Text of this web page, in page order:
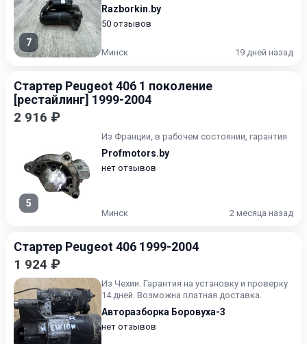
7
Razborkin.by
50 отзывов
Минск 19 дней назад
Стартер Peugeot 406 1 поколение
[рестайлинг] 1999-2004
2 916 ₽
5
Из Франции, в рабочем состоянии, гарантия
Profmotors.by
нет отзывов
Минск 2 месяца назад
Стартер Peugeot 406 1999-2004
1 924 ₽
Из Чехии. Гарантия на установку и проверку
14 дней. Возможна платная доставка.
Авторазборка Боровуха-3
нет отзывов